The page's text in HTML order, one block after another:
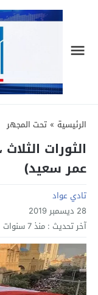
الرئيسية » تحت المجهر
الثورات الثلاث
عمر سعيد)
تادي عواد
28 ديسمبر 2019
آخر تحديث : منذ 7 سنوات